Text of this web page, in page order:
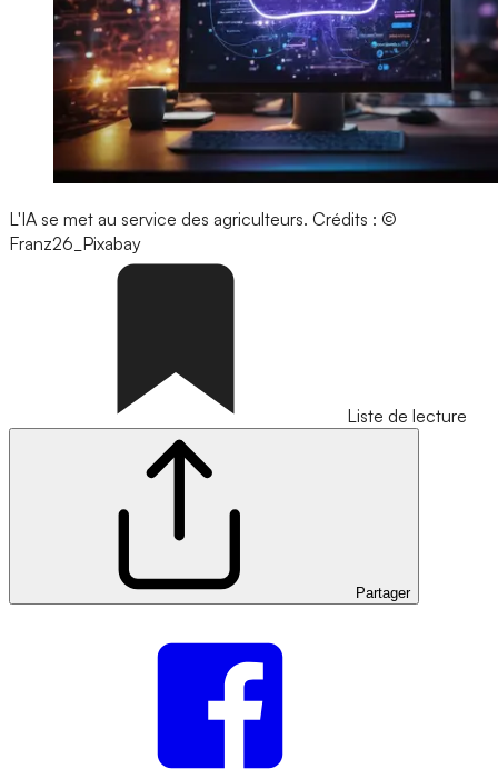
L'IA se met au service des agriculteurs. Crédits : ©
Franz26_Pixabay
Liste de lecture
Partager